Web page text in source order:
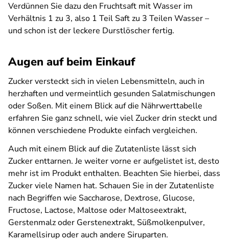
Verdünnen Sie dazu den Fruchtsaft mit Wasser im
Verhältnis 1 zu 3, also 1 Teil Saft zu 3 Teilen Wasser –
und schon ist der leckere Durstlöscher fertig.
Augen auf beim Einkauf
Zucker versteckt sich in vielen Lebensmitteln, auch in
herzhaften und vermeintlich gesunden Salatmischungen
oder Soßen. Mit einem Blick auf die Nährwerttabelle
erfahren Sie ganz schnell, wie viel Zucker drin steckt und
können verschiedene Produkte einfach vergleichen.
Auch mit einem Blick auf die Zutatenliste lässt sich
Zucker enttarnen. Je weiter vorne er aufgelistet ist, desto
mehr ist im Produkt enthalten. Beachten Sie hierbei, dass
Zucker viele Namen hat. Schauen Sie in der Zutatenliste
nach Begriffen wie Saccharose, Dextrose, Glucose,
Fructose, Lactose, Maltose oder Maltoseextrakt,
Gerstenmalz oder Gerstenextrakt, Süßmolkenpulver,
Karamellsirup oder auch andere Siruparten.